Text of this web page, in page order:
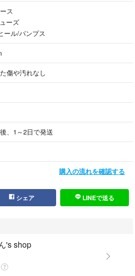
す。
エナメル
国ファッション きれいめファッション コ
レディース 23区 自由区 トゥモロー
崎恵 滝澤眞規子
す。
ス
ーズ
ール/パンプス
傷や汚れなし
、1～2日で発送
購入の流れを確認する
シェア LINEで送る
's shop